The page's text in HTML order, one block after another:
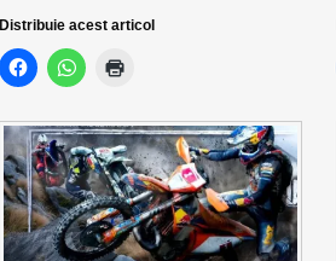
Distribuie acest articol